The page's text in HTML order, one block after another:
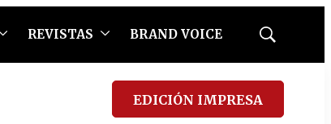
REVISTAS BRAND VOICE
Mostrar
EDICIÓN IMPRESA